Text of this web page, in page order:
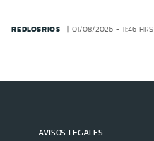
REDLOSRIOS 01/08/2026 - 11:46 HRS
AVISOS LEGALES